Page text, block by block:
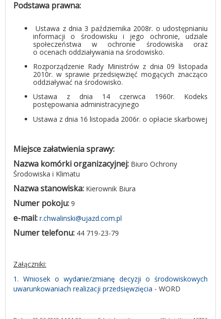
Podstawa prawna:
Ustawa z dnia 3 października 2008r. o udostępnianiu
informacji o środowisku i jego ochronie, udziale
społeczeństwa w ochronie środowiska oraz
o ocenach oddziaływania na środowisko.
Rozporządzenie Rady Ministrów z dnia 09 listopada
2010r. w sprawie przedsięwzięć mogących znacząco
oddziaływać na środowisko.
Ustawa z dnia 14 czerwca 1960r. Kodeks
postępowania administracyjnego
Ustawa z dnia 16 listopada 2006r. o opłacie skarbowej
Miejsce załatwienia sprawy:
Nazwa komórki organizacyjnej: Biuro Ochrony
Środowiska i Klimatu
Nazwa stanowiska: Kierownik Biura
Numer pokoju: 9
e-mail: r.chwalinski@ujazd.com.pl
Numer telefonu: 44 719-23-79
Załączniki:
1. Wniosek o wydanie/zmianę decyzji o środowiskowych
uwarunkowaniach realizacji przedsięwzięcia - WORD